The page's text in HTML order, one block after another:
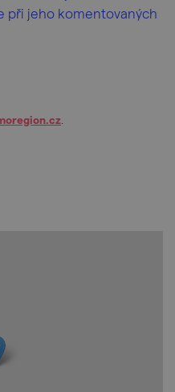
při jeho komentovaných